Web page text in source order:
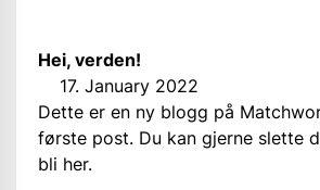
Hei, verden!
17. January 2022
Dette er en ny blogg på
første post. Du kan gjerne slette
bli her.